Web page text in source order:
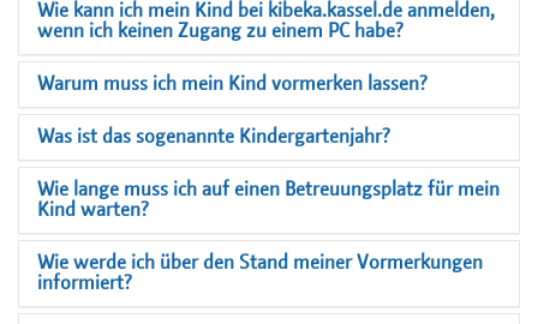
Wie kann ich mein Kind bei kibeka.kassel.de anmelden,
wenn ich keinen Zugang zu einem PC habe?
Warum muss ich mein Kind vormerken lassen?
Was ist das sogenannte Kindergartenjahr?
Wie lange muss ich auf einen Betreuungsplatz für mein
Kind warten?
Wie werde ich über den Stand meiner Vormerkungen
informiert?